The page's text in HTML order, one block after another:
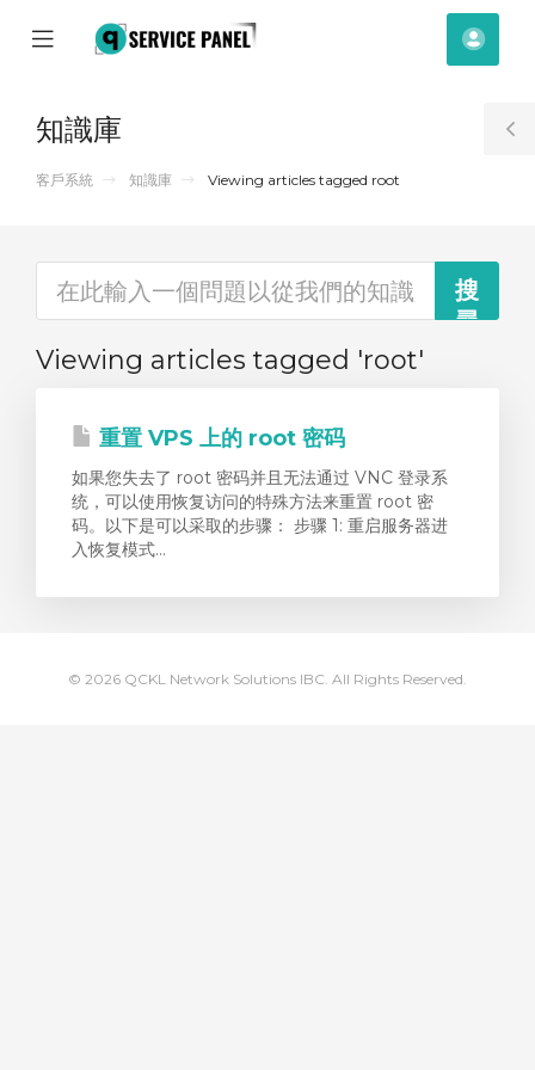
Mobile
帳
知識庫
客戶系統 知識庫 Viewing articles tagged root
Viewing articles tagged 'root'
重置 VPS 上的 root 密码
如果您失去了 root 密码并且无法通过 VNC 登录系
统，可以使用恢复访问的特殊方法来重置 root 密
码。以下是可以采取的步骤： 步骤 1: 重启服务器进
入恢复模式...
© 2026 QCKL Network Solutions IBC. All Rights Reserved.